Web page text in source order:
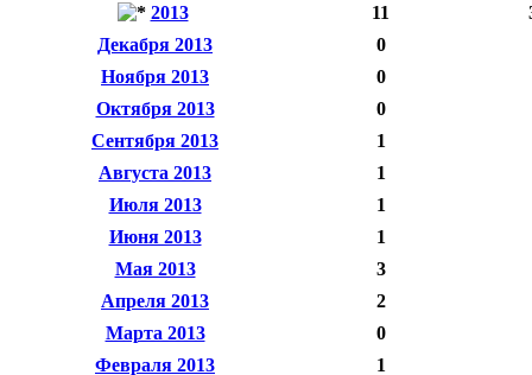
2013
11
Декабря 2013
0
Ноября 2013
0
Октября 2013
0
Сентября 2013
1
Августа 2013
1
Июля 2013
1
Июня 2013
1
Мая 2013
3
Апреля 2013
2
Марта 2013
0
Февраля 2013
1